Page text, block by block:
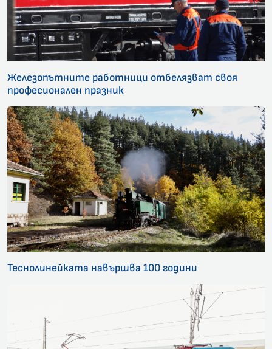
Железопътните работници отбелязват своя
професионален празник
Теснолинейката навършва 100 години